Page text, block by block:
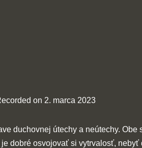
on 2. marca 2023
duchovnej útechy a neútechy.
dobré osvojovať si vytrvalosť,